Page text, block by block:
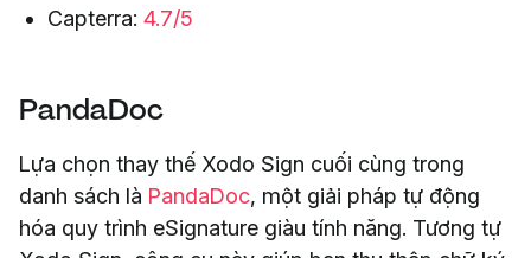
Capterra: 4.7/5
PandaDoc
Lựa chọn thay thế Xodo Sign cuối cùng trong
danh sách là PandaDoc, một giải pháp tự động
hóa quy trình eSignature giàu tính năng. Tương tự